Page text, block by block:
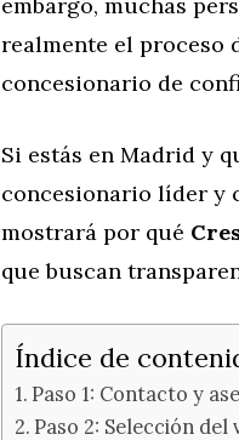
realmente el proceso
concesionario de
Si estás en Madrid y
concesionario líder y
mostrará por qué
que buscan
Índice de
Paso 1: Contacto y
Paso 2: Selección